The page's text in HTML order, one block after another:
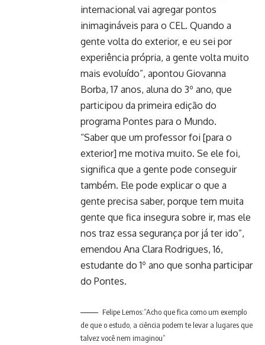
internacional vai agregar pontos
inimagináveis para o CEL. Quando a
gente volta do exterior, e eu sei por
experiência própria, a gente volta muito
mais evoluído”, apontou Giovanna
Borba, 17 anos, aluna do 3º ano, que
participou da primeira edição do
programa Pontes para o Mundo.
“Saber que um professor foi [para o
exterior] me motiva muito. Se ele foi,
significa que a gente pode conseguir
também. Ele pode explicar o que a
gente precisa saber, porque tem muita
gente que fica insegura sobre ir, mas ele
nos traz essa segurança por já ter ido”,
emendou Ana Clara Rodrigues, 16,
estudante do 1º ano que sonha participar
do Pontes.
Felipe Lemos:”Acho que fica como um exemplo
de que o estudo, a ciência podem te levar a lugares que
talvez você nem imaginou”